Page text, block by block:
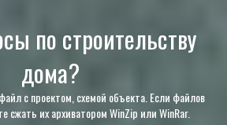
по строительству
дома?
с проектом, схемой объекта. Если файлов
сжать их архиватором WinZip или WinRar.